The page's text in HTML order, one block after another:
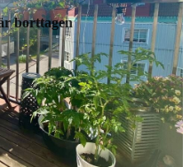
borttagen